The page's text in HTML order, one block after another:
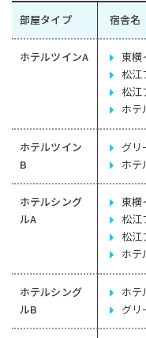
部屋タイプ 宿舎名
ホテルツインA
東横
松江
松江
ホテ
ホテルツイン
B
グリ
ホ
ホテルシング
ルA
東横
松江
松江
ホテ
ホテルシング
ルB
ホ
グリ